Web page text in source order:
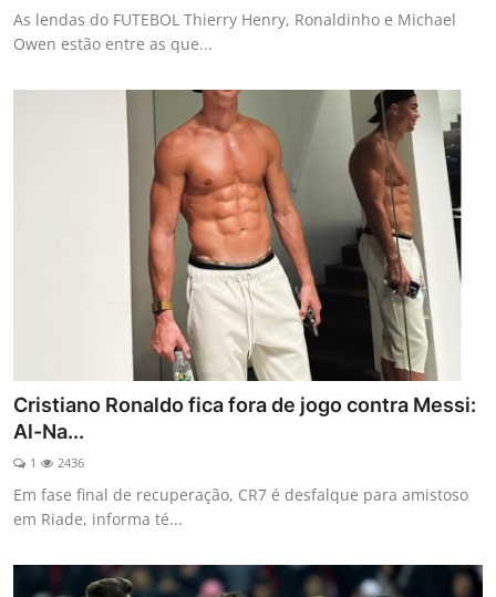
As lendas do FUTEBOL Thierry Henry, Ronaldinho e Michael
Owen estão entre as que...
Cristiano Ronaldo fica fora de jogo contra Messi:
Al-Na...
1 2436
Em fase final de recuperação, CR7 é desfalque para amistoso
em Riade, informa té...